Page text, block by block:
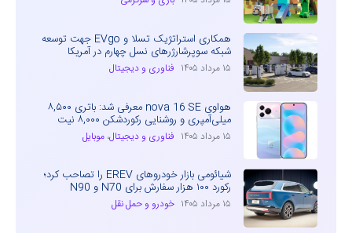
همکاری استراتژیک تسلا و EVgo جهت توسعه
شبکه سوپرشارژرهای نسل چهارم در آمریکا
۱۵ مرداد ۱۴۰۵ فناوری و دیجیتال
هواوی nova 16 SE معرفی شد: باتری ۸,۵۰۰
میلی‌آمپری و روشنایی رکوردشکن ۸,۰۰۰ نیت
۱۵ مرداد ۱۴۰۵ فناوری و دیجیتال، موبایل
شیائومی بازار خودروهای EREV را تصاحب کرد؛
رکورد ۱۰۰ هزار سفارش برای N70 و N90
۱۵ مرداد ۱۴۰۵ خودرو و حمل نقل